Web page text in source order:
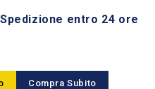
entro 24 ore
Compra Subito